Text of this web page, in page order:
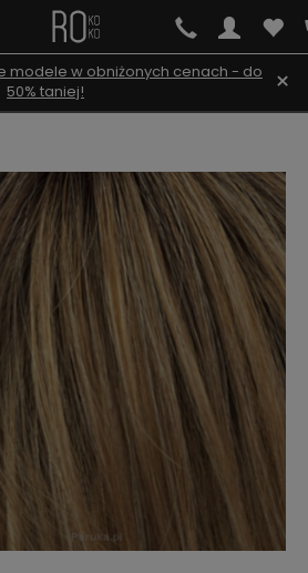
modele w obniżonych cenach - do
50% taniej!
×